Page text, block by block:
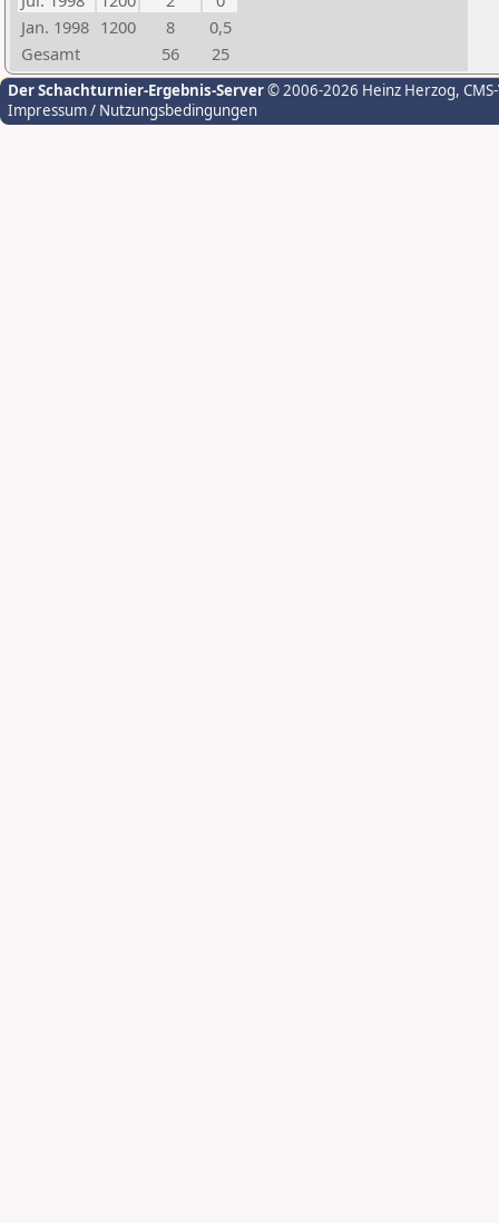
Jan. 1998 1200 8
0,5
Gesamt
56 25
Der Schachturnier-Ergebnis-Server© 2006-2026 Heinz Herzog,
Impressum / Nutzungsbedingungen